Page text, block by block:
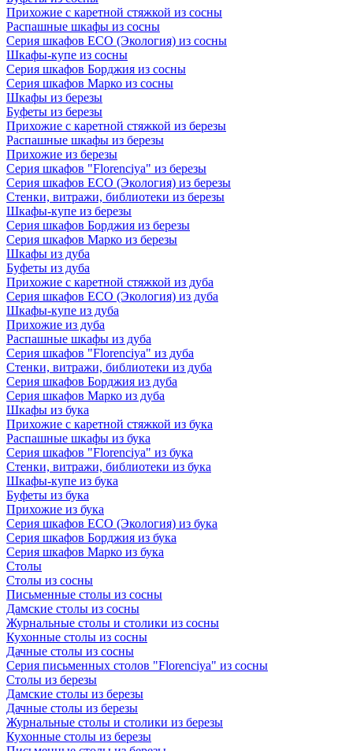
Прихожие с каретной стяжкой из сосны
Распашные шкафы из сосны
Серия шкафов ECO (Экология) из сосны
Шкафы-купе из сосны
Серия шкафов Борджия из сосны
Серия шкафов Марко из сосны
Шкафы из березы
Буфеты из березы
Прихожие с каретной стяжкой из березы
Распашные шкафы из березы
Прихожие из березы
Серия шкафов "Florenciya" из березы
Серия шкафов ECO (Экология) из березы
Стенки, витражи, библиотеки из березы
Шкафы-купе из березы
Серия шкафов Борджия из березы
Серия шкафов Марко из березы
Шкафы из дуба
Буфеты из дуба
Прихожие с каретной стяжкой из дуба
Серия шкафов ECO (Экология) из дуба
Шкафы-купе из дуба
Прихожие из дуба
Распашные шкафы из дуба
Серия шкафов "Florenciya" из дуба
Стенки, витражи, библиотеки из дуба
Серия шкафов Борджия из дуба
Серия шкафов Марко из дуба
Шкафы из бука
Прихожие с каретной стяжкой из бука
Распашные шкафы из бука
Серия шкафов "Florenciya" из бука
Стенки, витражи, библиотеки из бука
Шкафы-купе из бука
Буфеты из бука
Прихожие из бука
Серия шкафов ECO (Экология) из бука
Серия шкафов Борджия из бука
Серия шкафов Марко из бука
Столы
Столы из сосны
Письменные столы из сосны
Дамские столы из сосны
Журнальные столы и столики из сосны
Кухонные столы из сосны
Дачные столы из сосны
Серия письменных столов "Florenciya" из сосны
Столы из березы
Дамские столы из березы
Дачные столы из березы
Журнальные столы и столики из березы
Кухонные столы из березы